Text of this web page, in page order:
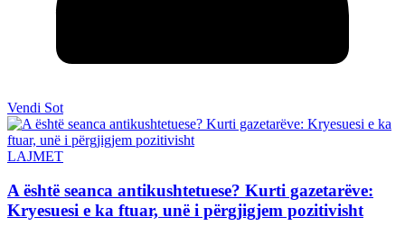
Vendi Sot
LAJMET
A është seanca antikushtetuese? Kurti gazetarëve:
Kryesuesi e ka ftuar, unë i përgjigjem pozitivisht